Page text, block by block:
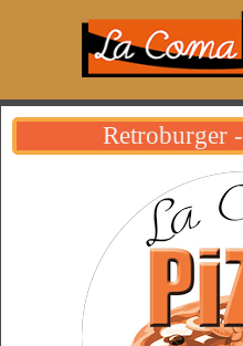
Retroburger -